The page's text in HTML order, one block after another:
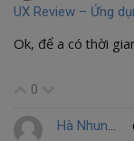
Ok, để a có thời
0
Hà Nhung